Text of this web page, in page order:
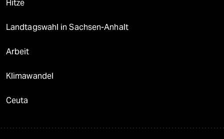
Hitze
Landtagswahl in Sachsen-Anhalt
Arbeit
Klimawandel
Ceuta